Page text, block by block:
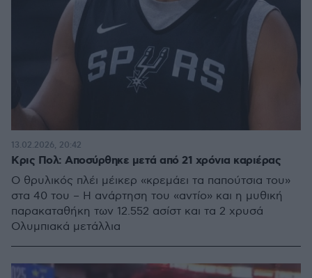
Κρις Πολ: Αποσύρθηκε μετά από 21 χρόνια καριέρας
Ο θρυλικός πλέι μέικερ «κρεμάει τα παπούτσια του»
στα 40 του – Η ανάρτηση του «αντίο» και η μυθική
παρακαταθήκη των 12.552 ασίστ και τα 2 χρυσά
Ολυμπιακά μετάλλια
13.02.2026, 20:42